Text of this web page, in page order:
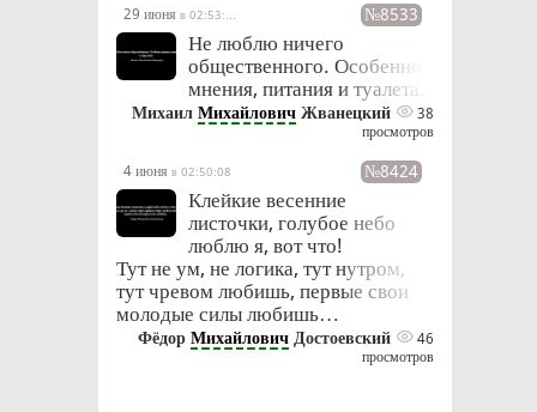
29 июня №8533
Не люблю ничего
общественного. Особенно
мнения, питания и туалета.
Михаил МихайловичЖванецкий
38
просмотров
4 июня в 02:50:08 №8424
Клейкие весенние
листочки, голубое небо
люблю я, вот что!
Тут не ум, не логика, тут нутром,
тут чревом любишь, первые свои
молодые силы любишь…
Фёдор МихайловичДостоевский
46
просмотров